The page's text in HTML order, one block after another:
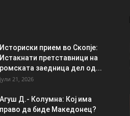
Историски прием во Скопје:
Истакнати претставници на
ромската заедница дел од...
јули 21, 2026
Агуш Д.- Колумна: Кој има
право да биде Македонец?